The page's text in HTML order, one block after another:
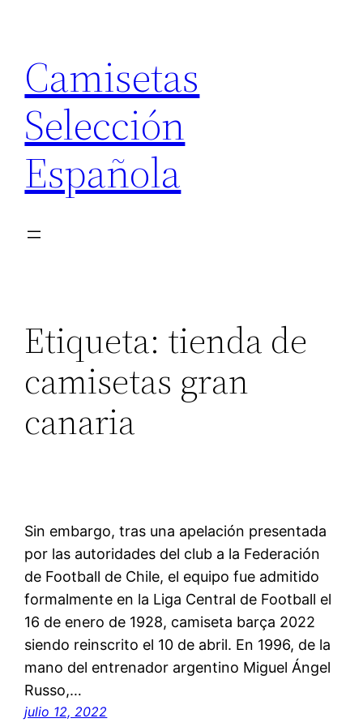
contenido
Camisetas
Selección
Española
Etiqueta: tienda de
camisetas gran
canaria
Sin embargo, tras una apelación presentada
por las autoridades del club a la Federación
de Football de Chile, el equipo fue admitido
formalmente en la Liga Central de Football el
16 de enero de 1928, camiseta barça 2022
siendo reinscrito el 10 de abril. En 1996, de la
mano del entrenador argentino Miguel Ángel
Russo,…
julio 12, 2022